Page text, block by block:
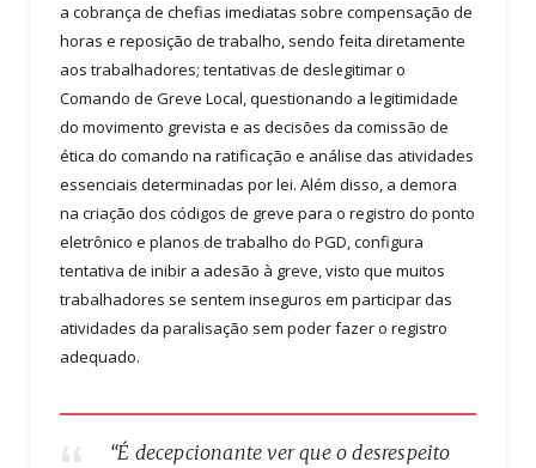
a cobrança de chefias imediatas sobre compensação de
horas e reposição de trabalho, sendo feita diretamente
aos trabalhadores; tentativas de deslegitimar o
Comando de Greve Local, questionando a legitimidade
do movimento grevista e as decisões da comissão de
ética do comando na ratificação e análise das atividades
essenciais determinadas por lei. Além disso, a demora
na criação dos códigos de greve para o registro do ponto
eletrônico e planos de trabalho do PGD, configura
tentativa de inibir a adesão à greve, visto que muitos
trabalhadores se sentem inseguros em participar das
atividades da paralisação sem poder fazer o registro
adequado.
“É decepcionante ver que o desrespeito